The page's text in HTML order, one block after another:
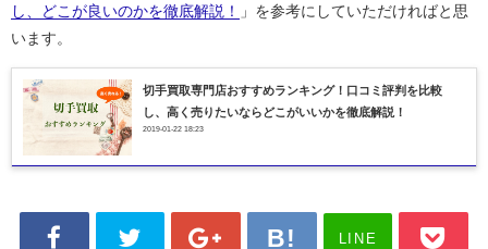
し、どこが良いのかを徹底解説！
」を参考にしていただければと思
います。
切手買取専門店おすすめランキング！口コミ評判を比較
し、高く売りたいならどこがいいかを徹底解説！
2019-01-22 18:23
LINE